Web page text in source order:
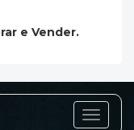
e Vender.